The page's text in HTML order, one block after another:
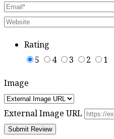
Rating
5
4 3 2
1
Image
External Image URL